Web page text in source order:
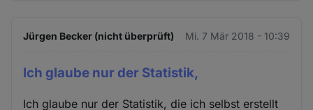
Jürgen Becker (nicht überprüft) Mi. 7 Mär 2018 - 10:39
Ich glaube nur der Statistik,
Ich glaube nur der Statistik, die ich selbst erstellt